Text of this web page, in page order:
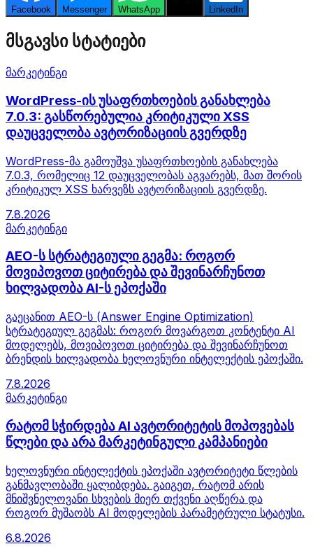
Facebook Messenger WhatsApp LinkedIn
მსგავსი სტატიები
მარკეტინგი
WordPress-ის უსაფრთხოების განახლება
7.0.3: გასწორებულია კრიტიკული XSS
დაუცველობა ავტორიზაციის გვერდზე
WordPress-მა გამოუშვა უსაფრთხოების განახლება
7.0.3, რომელიც 12 დაუცველობას აგვარებს, მათ შორის
კრიტიკულ XSS ხარვეზს ავტორიზაციის გვერდზე.
7.8.2026
მარკეტინგი
AEO-ს სტრატეგიული გეგმა: როგორ
მოვიპოვოთ ციტირება და შევინარჩუნოთ
ხილვადობა AI-ს ეპოქაში
გაეცანით AEO-ს (Answer Engine Optimization)
სტრატეგიულ გეგმას: როგორ მოვარგოთ კონტენტი AI
მოდელებს, მოვიპოვოთ ციტირება და შევინარჩუნოთ
ბრენდის ხილვადობა ხელოვნური ინტელექტის ეპოქაში.
7.8.2026
მარკეტინგი
რატომ სჭირდება AI ავტორიტეტის მოპოვებას
წლები და არა მარკეტინგული კამპანიები
ხელოვნური ინტელექტის ეპოქაში ავტორიტეტი წლების
განმავლობაში ყალიბდება. გაიგეთ, რატომ არის
მნიშვნელოვანი სხვების მიერ თქვენი აღწერა და
როგორ მუშაობს AI მოდელების პარამეტრული სტატუსი.
6.8.2026